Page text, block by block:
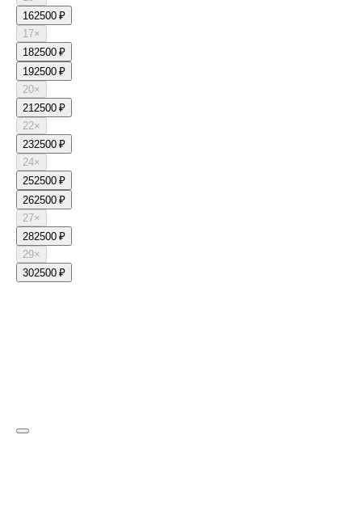
162500 ₽
17×
182500 ₽
192500 ₽
20×
212500 ₽
22×
232500 ₽
24×
252500 ₽
262500 ₽
27×
282500 ₽
29×
302500 ₽